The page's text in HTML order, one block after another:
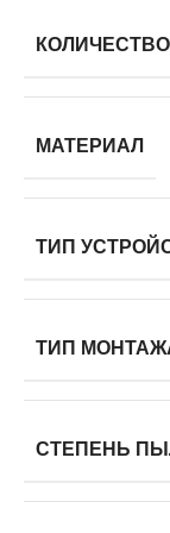
МАТЕРИАЛ
ТИП
ТИП
СТЕПЕНЬ